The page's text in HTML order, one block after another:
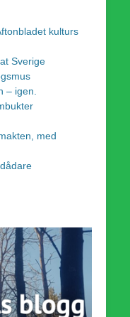
kulturs
Sverige
– igen.
med